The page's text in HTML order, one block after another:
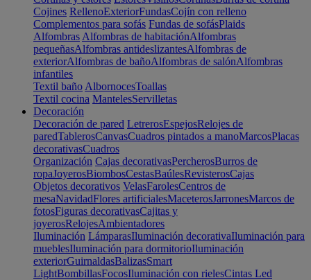
Cojines RellenoExteriorFundasCojín con relleno
Complementos para sofás Fundas de sofásPlaids
Alfombras Alfombras de habitaciónAlfombras
pequeñasAlfombras antideslizantesAlfombras de
exteriorAlfombras de bañoAlfombras de salónAlfombras
infantiles
Textil baño AlbornocesToallas
Textil cocina MantelesServilletas
Decoración
Decoración de pared LetrerosEspejosRelojes de
paredTablerosCanvasCuadros pintados a manoMarcosPlacas
decorativasCuadros
Organización Cajas decorativasPercherosBurros de
ropaJoyerosBiombosCestasBaúlesRevisterosCajas
Objetos decorativos VelasFarolesCentros de
mesaNavidadFlores artificialesMaceterosJarronesMarcos de
fotosFiguras decorativasCajitas y
joyerosRelojesAmbientadores
Iluminación LámparasIluminación decorativaIluminación para
mueblesIluminación para dormitorioIluminación
exteriorGuirnaldasBalizasSmart
LightBombillasFocosIluminación con rielesCintas Led